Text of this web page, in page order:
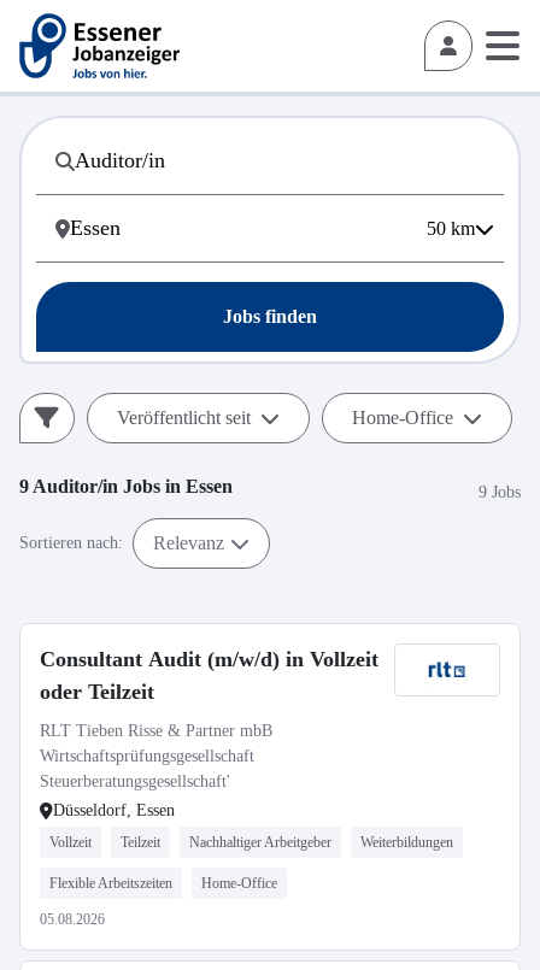
50 km
Jobs finden
Veröffentlicht seit Home-Office
9 Auditor/in Jobs in Essen 9 Jobs
Sortieren nach: Relevanz
Consultant Audit (m/w/d) in Vollzeit
oder Teilzeit
RLT Tieben Risse & Partner mbB
Wirtschaftsprüfungsgesellschaft
Steuerberatungsgesellschaft'
Düsseldorf, Essen
Vollzeit Teilzeit Nachhaltiger Arbeitgeber Weiterbildungen
Flexible Arbeitszeiten Home-Office
05.08.2026